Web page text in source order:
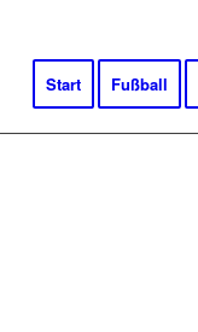
Start Fußball